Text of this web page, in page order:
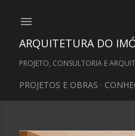
ARQUITETURA DO
PROJETO, CONSULTORIA E
PROJETOS E OBRAS